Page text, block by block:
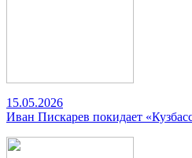
15.05.2026
Иван Пискарев покидает